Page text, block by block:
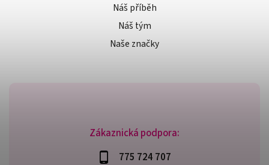
Zákaznická podpora:
775 724 707
Náš příběh
Náš tým
Naše značky